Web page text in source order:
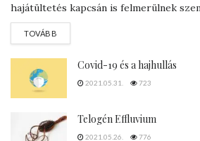
hajátültetés kapcsán is felmerülnek
TOVÁBB
Covid-19 és a hajhullás
2021.05.31. 723
Telogén Effluvium
2021.05.26. 776